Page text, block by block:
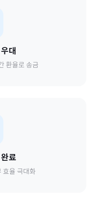
대
환율로 송금
료
효율 극대화